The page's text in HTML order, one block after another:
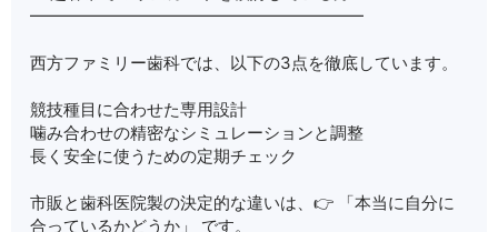
━━━━━━━━━━━━━━━━━━━━
西方ファミリー歯科では、以下の3点を徹底しています。
競技種目に合わせた専用設計
噛み合わせの精密なシミュレーションと調整
長く安全に使うための定期チェック
市販と歯科医院製の決定的な違いは、👉 「本当に自分に
合っているかどうか」 です。